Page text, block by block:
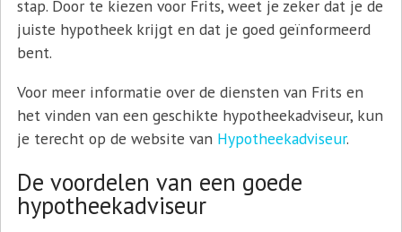
stap. Door te kiezen voor Frits, weet je zeker dat je de
juiste hypotheek krijgt en dat je goed geïnformeerd
bent.
Voor meer informatie over de diensten van Frits en
het vinden van een geschikte hypotheekadviseur, kun
je terecht op de website van Hypotheekadviseur.
De voordelen van een goede
hypotheekadviseur